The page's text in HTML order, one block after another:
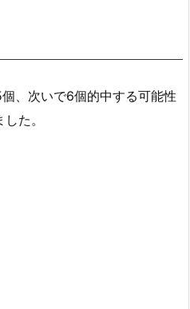
、次いで6個的中する可能性
た。